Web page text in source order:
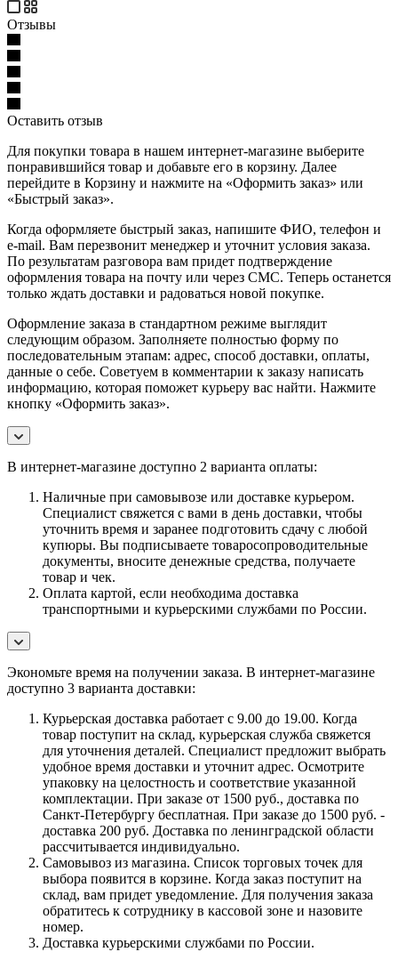
Отзывы
Оставить отзыв
Для покупки товара в нашем интернет-магазине выберите
понравившийся товар и добавьте его в корзину. Далее
перейдите в Корзину и нажмите на «Оформить заказ» или
«Быстрый заказ».
Когда оформляете быстрый заказ, напишите ФИО, телефон и
e-mail. Вам перезвонит менеджер и уточнит условия заказа.
По результатам разговора вам придет подтверждение
оформления товара на почту или через СМС. Теперь останется
только ждать доставки и радоваться новой покупке.
Оформление заказа в стандартном режиме выглядит
следующим образом. Заполняете полностью форму по
последовательным этапам: адрес, способ доставки, оплаты,
данные о себе. Советуем в комментарии к заказу написать
информацию, которая поможет курьеру вас найти. Нажмите
кнопку «Оформить заказ».
В интернет-магазине доступно 2 варианта оплаты:
Наличные при самовывозе или доставке курьером.
Специалист свяжется с вами в день доставки, чтобы
уточнить время и заранее подготовить сдачу с любой
купюры. Вы подписываете товаросопроводительные
документы, вносите денежные средства, получаете
товар и чек.
Оплата картой, если необходима доставка
транспортными и курьерскими службами по России.
Экономьте время на получении заказа. В интернет-магазине
доступно 3 варианта доставки:
Курьерская доставка работает с 9.00 до 19.00. Когда
товар поступит на склад, курьерская служба свяжется
для уточнения деталей. Специалист предложит выбрать
удобное время доставки и уточнит адрес. Осмотрите
упаковку на целостность и соответствие указанной
комплектации. При заказе от 1500 руб., доставка по
Санкт-Петербургу бесплатная. При заказе до 1500 руб. -
доставка 200 руб. Доставка по ленинградской области
рассчитывается индивидуально.
Самовывоз из магазина. Список торговых точек для
выбора появится в корзине. Когда заказ поступит на
склад, вам придет уведомление. Для получения заказа
обратитесь к сотруднику в кассовой зоне и назовите
номер.
Доставка курьерскими службами по России.